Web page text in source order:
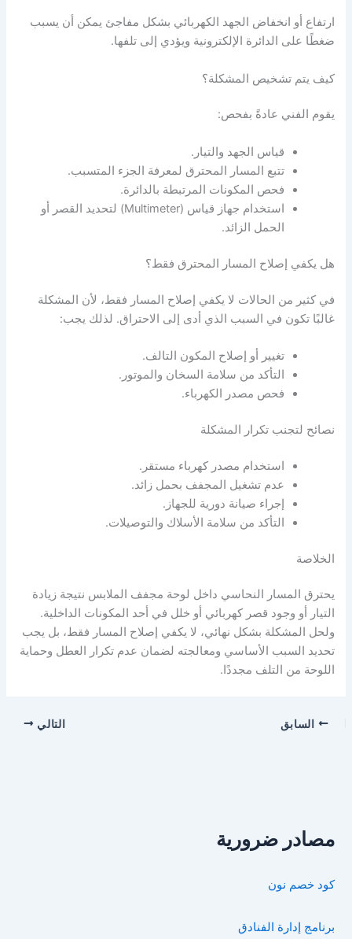
ارتفاع أو انخفاض الجهد الكهربائي بشكل مفاجئ يمكن أن يسبب
ضغطًا على الدائرة الإلكترونية ويؤدي إلى تلفها.
كيف يتم تشخيص المشكلة؟
يقوم الفني عادةً بفحص:
قياس الجهد والتيار.
تتبع المسار المحترق لمعرفة الجزء المتسبب.
فحص المكونات المرتبطة بالدائرة.
استخدام جهاز قياس (Multimeter) لتحديد القصر أو
الحمل الزائد.
هل يكفي إصلاح المسار المحترق فقط؟
في كثير من الحالات لا يكفي إصلاح المسار فقط، لأن المشكلة
غالبًا تكون في السبب الذي أدى إلى الاحتراق. لذلك يجب:
تغيير أو إصلاح المكون التالف.
التأكد من سلامة السخان والموتور.
فحص مصدر الكهرباء.
نصائح لتجنب تكرار المشكلة
استخدام مصدر كهرباء مستقر.
عدم تشغيل المجفف بحمل زائد.
إجراء صيانة دورية للجهاز.
التأكد من سلامة الأسلاك والتوصيلات.
الخلاصة
يحترق المسار النحاسي داخل لوحة مجفف الملابس نتيجة زيادة
التيار أو وجود قصر كهربائي أو خلل في أحد المكونات الداخلية.
ولحل المشكلة بشكل نهائي، لا يكفي إصلاح المسار فقط، بل يجب
تحديد السبب الأساسي ومعالجته لضمان عدم تكرار العطل وحماية
اللوحة من التلف مجددًا.
السابق التالي
مصادر ضرورية
كود خصم نون
برنامج إدارة الفنادق